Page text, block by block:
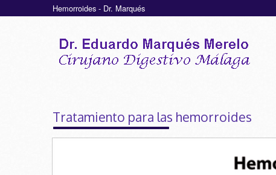
Hemorroides - Dr. Marqués
Tratamiento para las hemorroides